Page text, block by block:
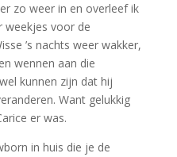
zo weer in en overleef ik
weekjes voor de
’s nachts weer wakker,
wennen aan die
kunnen zijn dat hij
Want gelukkig
er was.
in huis die je de